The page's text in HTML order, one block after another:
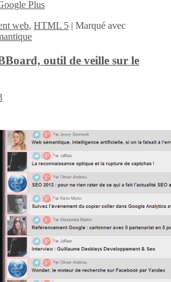
web, HTML 5 | Marqué avec
outil de veille sur le